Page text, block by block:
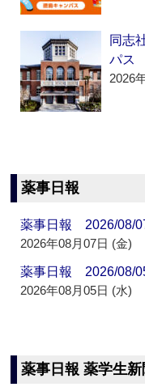
同志
パス
2026
薬事日報
薬事日報 2026/08/
2026年08月07日 (金)
薬事日報 2026/08/
2026年08月05日 (水)
薬事日報 薬学生